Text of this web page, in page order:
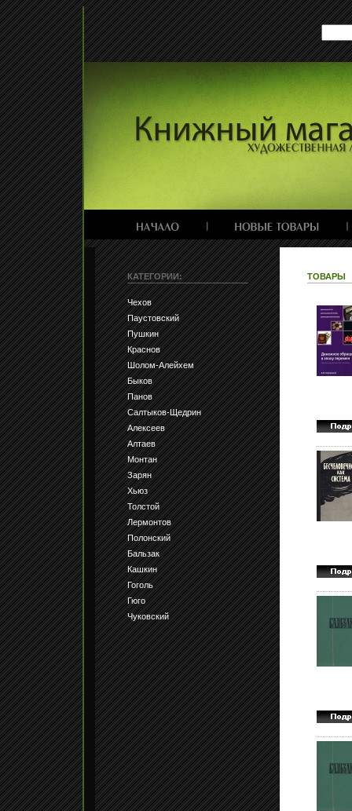
КАТЕГОРИИ:
Чехов
Паустовский
Пушкин
Краснов
Шолом-Алейхем
Быков
Панов
Салтыков-Щедрин
Алексеев
Алтаев
Монтан
Зарян
Хьюз
Толстой
Лермонтов
Полонский
Бальзак
Кашкин
Гоголь
Гюго
Чуковский
ТОВАРЫ